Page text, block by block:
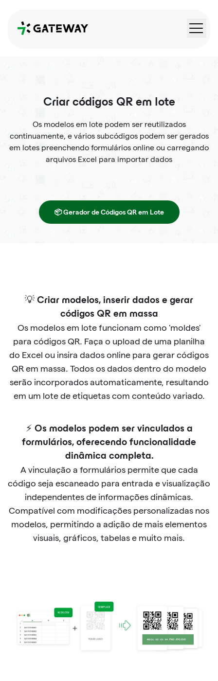
QRGateway
Criar códigos QR em lote
Os modelos em lote podem ser reutilizados
continuamente, e vários subcódigos podem ser gerados
em lotes preenchendo formulários online ou carregando
arquivos Excel para importar dados
📦 Gerador de Códigos QR em Lote
💡 Criar modelos, inserir dados e gerar
códigos QR em massa
Os modelos em lote funcionam como 'moldes'
para códigos QR. Faça o upload de uma planilha
do Excel ou insira dados online para gerar códigos
QR em massa. Todos os dados dentro do modelo
serão incorporados automaticamente, resultando
em um lote de etiquetas com conteúdo variado.
⚡ Os modelos podem ser vinculados a
formulários, oferecendo funcionalidade
dinâmica completa.
A vinculação a formulários permite que cada
código seja escaneado para entrada e visualização
independentes de informações dinâmicas.
Compatível com modificações personalizadas nos
modelos, permitindo a adição de mais elementos
visuais, gráficos, tabelas e muito mais.